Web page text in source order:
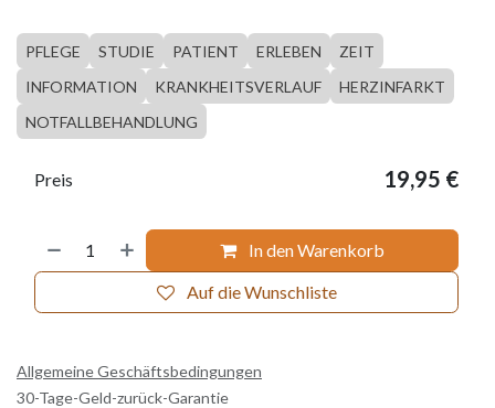
PFLEGE STUDIE PATIENT ERLEBEN
ZEIT
INFORMATION
KRANKHEITSVERLAUF
HERZINFARKT
NOTFALLBEHANDLUNG
In den Warenkorb
Auf die Wunschliste
Preis 19,95 €
Allgemeine Geschäftsbedingungen
30-Tage-Geld-zurück-Garantie